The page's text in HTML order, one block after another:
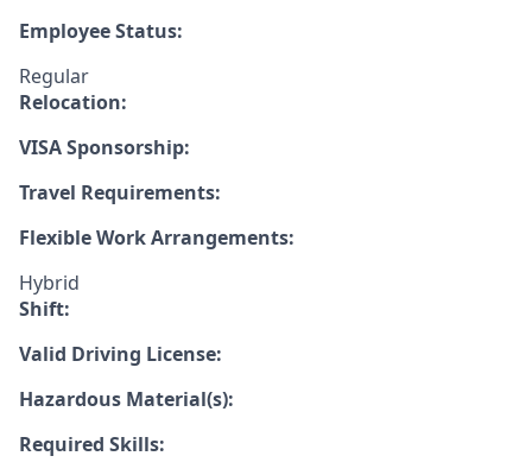
Employee Status:
Regular
Relocation:
VISA Sponsorship:
Travel Requirements:
Flexible Work Arrangements:
Hybrid
Shift:
Valid Driving License:
Hazardous Material(s):
Required Skills: